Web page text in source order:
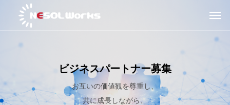
ビジネスパートナー募集
お互いの価値観を尊重し、
共に成長しながら、